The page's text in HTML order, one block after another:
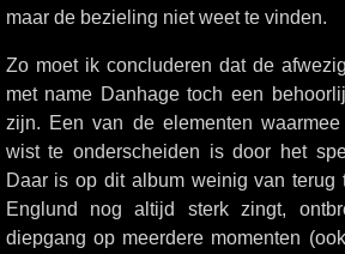
maar de bezieling niet weet te vinden.
Zo moet ik concluderen dat de
met name Danhage toch een
zijn. Een van de elementen
wist te onderscheiden is door het
Daar is op dit album weinig van terug
Englund nog altijd sterk zingt,
diepgang op meerdere momenten